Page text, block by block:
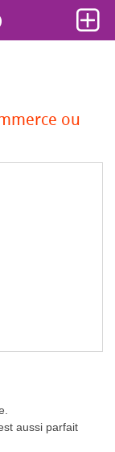
ou
aussi parfait